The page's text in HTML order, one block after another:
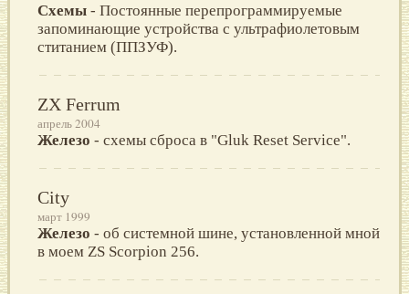
Схемы - Постоянные перепрограммируемые
запоминающие устройства с ультрафиолетовым
ститанием (ППЗУФ).
ZX Ferrum
апрель 2004
Железо - схемы сброса в "Gluk Reset Service".
City
март 1999
Железо - об системной шине, установленной мной
в моем ZS Scorpion 256.